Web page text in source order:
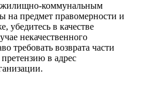
жилищно-коммунальным
предмет правомерности и
убедитесь в качестве
некачественного
требовать возврата части
в адрес